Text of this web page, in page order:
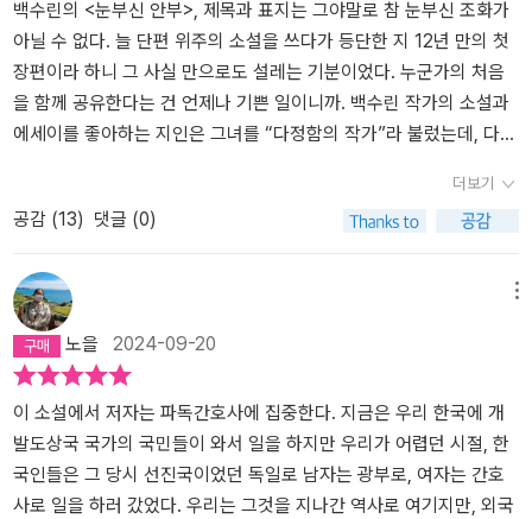
터 시작된 엄마의 첫사랑. 단서는 ‘K.H’란 이니셜 하나다. 레나와 해미
는 선자 이모의 일기장을 몰래 읽으며 이모의 주변 사람들에게는 연
애 소설을 쓸 거라며 도움을 요청한다. 선자 이모의 첫사랑을 찾기 위
한 해미의 거짓말에 다른 이모들은 선자 이모에 대해 아는 걸 알려준
다. 선자 이모를 비롯해 이모들이 처음 독일에 왔던 이야기, 각자 독일
추장, 간장을 차에 싣고 이모들을 찾아온 파독 광부들. 그 안에서 단서
를 찾으려 온갖 추리를 하고 상상하는 하면서 해미는 레나와 한수와
즐거운 시간을 보낸다. 그러나 한국의 외환위기가 찾아오면서 해미는
한국으로 돌아온다. 엄마와 아빠의 별거는 끝났지만 여전히 불안한
기운이 감돌고 학교에 적응하기도 힘들다. 당연 한수와 레나와의 연
락도 끊기고 선자 이모의 첫사랑 찾기도 마찬가지다.어른이 되어 기
자 일을 하다 그만둔 해미는 우연히 사진작가 전시회에서 대학 동기
우재를 만나다. 고향인 제주도로 내려가 약국을 운영하는 우재와 소
소한 일상을 나눈다. 서울에 올 일이 있으면 만나 식사를 하고 시간을
보낸다. 우재는 오래전 해미가 이모에 대한 글을 쓰려고 한다는 기억
을 꺼낸다. 해미는 우재의 말에 독일 G시에서의 시간과 선자 이모와
시작이 무척 좋더구나. 백수린이라는 작가의 작품도 계속 눈여겨봐야
겠다고 생각하게 만든 소설이었어. 소설은액자식 구성으로 두 가지
이야기가 오가며 진행되는데, 주된 이야기는 독일에서부터 시작되어
몇 십 년쭉 이어지는 이야기란다. 자, 그럼 이 소설에 대한 이야기를
해볼게. 1.주인공 이해미는 기자로 일하다가한 달 전에 그만두었어.
났어. 친구이긴 하지만 일반적인 남자 사람 친구보다는 조금 가깝고
애인보다는 먼 그런 사이였단다. 사랑과 우정 사이라고 할까. 하지만
우재가 군대를 가고 나서 연락이조금씩 뜸해졌고, 졸업 후에는 거의
얼굴을 보지 않는 되었어. 선후배나동기들의 결혼식에서 잠깐 얼굴
보는 사이가 되었어. 마지막으로 얼굴을 본 것도 한참 전이었단다. 그
런데 정말 오랜만에 우연히 전시회에서 만나게 된 거지. 둘은 카페에
서커피를 마시며 서로의 안부를 전했지. 이야기를 하다 보니 지금은
모두 싱글이었어. 겉으로는 이야기하지 않았지만 속으로는 옛 감정도
조금씩 일어나지 않았을까.해미는 한 달 전에 기자를 그만두고 본격
적으로 작가를 준비하고 있었고, 우재는 고향인 제주도에 가서 약국
을 차릴 준비를 하고 있었단다. 둘은 옛추억을 이야기하다가 우재는
백수린의 <눈부신 안부>, 제목과 표지는 그야말로 참 눈부신 조화가
아닐 수 없다. 늘 단편 위주의 소설을 쓰다가 등단한 지 12년 만의 첫
장편이라 하니 그 사실 만으로도 설레는 기분이었다. 누군가의 처음
을 함께 공유한다는 건 언제나 기쁜 일이니까. 백수린 작가의 소설과
에세이를 좋아하는 지인은 그녀를 “다정함의 작가”라 불렀는데, 다정
어쩌면 자연스러운 반응이겠다. ​책을 시작하기 전에 먼저 제목의 “안
부”에 시선이 한참 머물렀다. 안부, 누군가의 평안과 근황을 궁금해하
며 마음을 쓰는 일. 그래서 안부에는 그렇게 기분 좋은 수식어가 많이
붙나 보다. 다정한 안부, 따뜻한 안부, 반가운 안부… 그중에서도 제일
좋은 안부는 기다리는지도 모르게 기다리고 있던 당신의 안부가 아닐
까. 거기까지 생각이 닿았을 때, 갑자기 기분이 좋아지면서 미소가 지
어졌던 이유는 우리는 각자, 누군가의 “당신”이라는 것. 문득, 내 안부
를 기다리는 사람의 당신이 되어 다정한 안부를 전하고 싶다는 생각
이 들었다. 그래서, 그이에게 내 안부가 눈부신 안부처럼 도착하기를
바라는 마음. 그렇다면 백수린의 <눈부신 안부>는 과연 누구에게 도
착하는 안부일까. 그리고 어떤 색깔의 안부일까. 표지처럼 정말 쨍하
더보기
공감 (13) 댓글 (0)
노을 2024-09-20
이 소설에서 저자는 파독간호사에 집중한다. 지금은 우리 한국에 개
발도상국 국가의 국민들이 와서 일을 하지만 우리가 어렵던 시절, 한
국인들은 그 당시 선진국이었던 독일로 남자는 광부로, 여자는 간호
사로 일을 하러 갔었다. 우리는 그것을 지나간 역사로 여기지만, 외국